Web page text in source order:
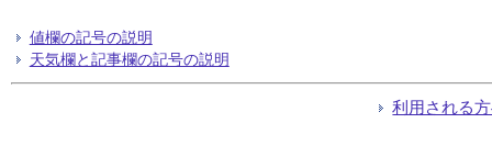
24
24
24
24
値欄の記号の説明
天気欄と記事欄の記号の説明
利用される